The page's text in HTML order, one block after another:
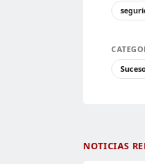
NOTICIAS